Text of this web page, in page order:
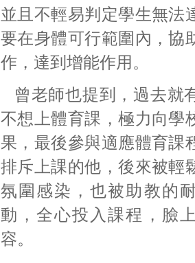
並且不輕易判定學生無法
要在身體可行範圍內，協
作，達到增能作用。
曾老師也提到，過去就
不想上體育課，極力向學
果，最後參與適應體育課
排斥上課的他，後來被輕
氛圍感染，也被助教的
動，全心投入課程，臉
容。